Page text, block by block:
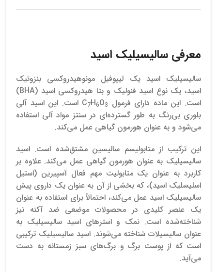
معرفی سالیسیلیک اسید
سالیسیلیک اسید یک لیپوفیل مونوهیدروکسی بنزوئیک
اسید، یک نوع اسید فنولیک و بتا هیدروکسی اسید (BHA)
است. این ماده دارای فرمول C
7H6O3
است. این اسید آلی
بلوری بی‌رنگ به طور گسترده‌ای در سنتز مواد آلی استفاده
می‌شود و به عنوان هورمون گیاهی عمل می‌کند.
این ترکیب از متابولیسم سالیسین مشتق‌شده است. اسید
سالیسیلیک به عنوان هورمون گیاهی عمل می‌کند. علاوه بر
کاربرد به عنوان یک متابولیت مهم فعال آسپیرین (استیل
اسلیسلیک اسید)، که بخشی از آن به عنوان یک داروی پیش
سالیسیلیک اسید عمل می‌کند، احتمالاً برای استفاده به عنوان
یک عنصر کلیدی در محصولات موضعی ضد آکنه نیز
شناخته‌شده است. نمک و استرهای اسید سالیسیلیک به
عنوان سالیسیلات شناخته می‌شوند.اسید سالیسیلیک ترکیبی
است که از پوست برگ و برگ‌های سبز زمستانه به دست
می‌آید.